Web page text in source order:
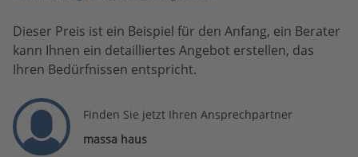
Dieser Preis ist ein Beispiel für den Anfang, ein Berater
kann Ihnen ein detailliertes Angebot erstellen, das
Ihren Bedürfnissen entspricht.
Finden Sie jetzt Ihren Ansprechpartner
massa haus